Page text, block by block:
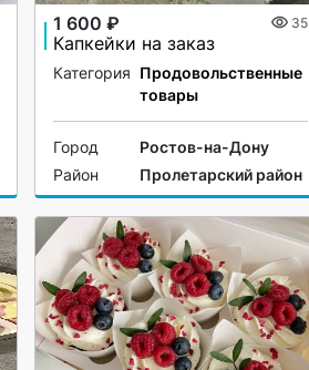
1 600 ₽ 35
Капкейки на заказ
Категория Продовольственные
товары
Город
Ростов-на-Дону
Район
Пролетарский район